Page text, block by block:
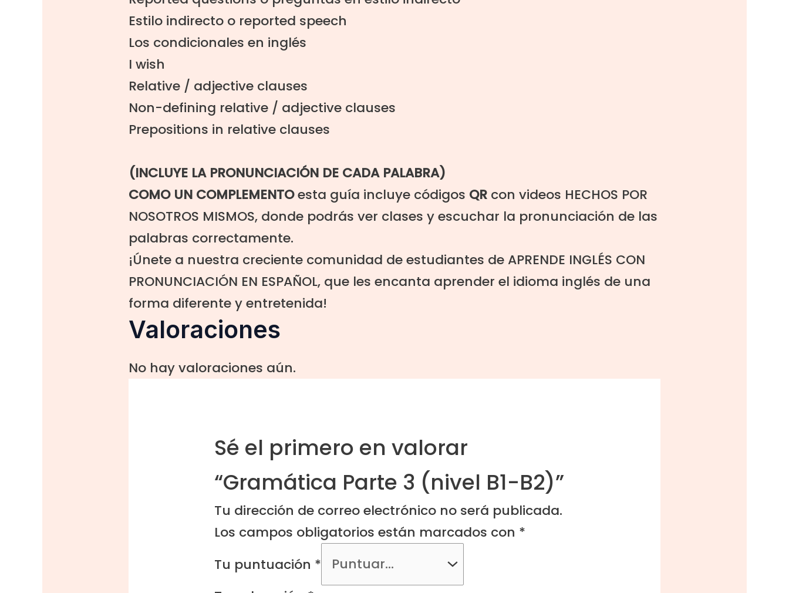
Estilo indirecto o reported speech
Los condicionales en inglés
I wish
Relative / adjective clauses
Non-defining relative / adjective clauses
Prepositions in relative clauses
(INCLUYE LA PRONUNCIACIÓN DE CADA PALABRA)
COMO UN COMPLEMENTOesta guía incluye códigos QR con videos HECHOS POR
NOSOTROS MISMOS, donde podrás ver clases y escuchar la pronunciación de las
palabras correctamente.
¡Únete a nuestra creciente comunidad de estudiantes de APRENDE INGLÉS CON
PRONUNCIACIÓN EN ESPAÑOL, que les encanta aprender el idioma inglés de una
forma diferente y entretenida!
Valoraciones
No hay valoraciones aún.
Sé el primero en valorar
“Gramática Parte 3 (nivel B1-B2)”
Tu dirección de correo electrónico no será publicada.
Los campos obligatorios están marcados con *
Tu puntuación *